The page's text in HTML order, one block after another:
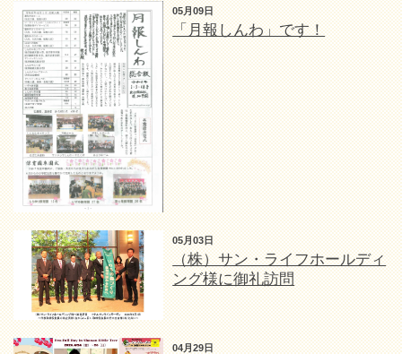
05月09日
「月報しんわ」です！
05月03日
（株）サン・ライフホールディ
ング様に御礼訪問
04月29日